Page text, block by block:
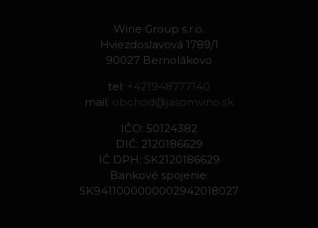
Wine Group s.r.o.
Hviezdoslavová 1789/1
90027 Bernolákovo
tel: +421948777140
mail: obchod@jasomvino.sk
IČO: 50124382
DIČ: 2120186629
IČ DPH: SK2120186629
Bankové spojenie:
SK9411000000002942018027